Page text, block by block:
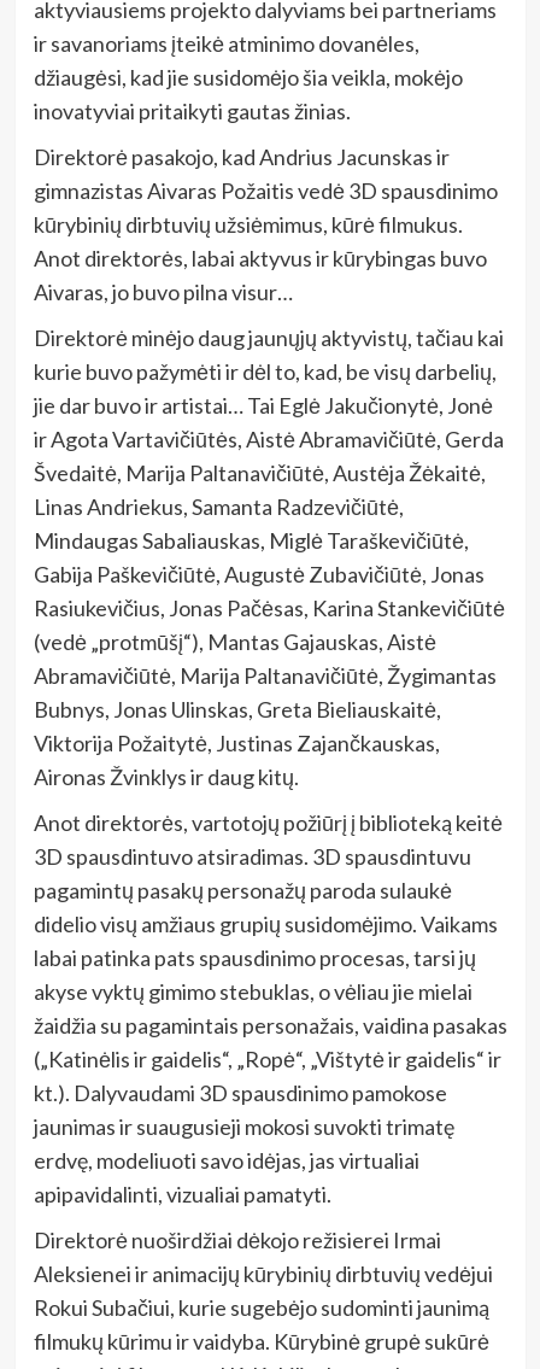
aktyviausiems projekto dalyviams bei partneriams
ir savanoriams įteikė atminimo dovanėles,
džiaugėsi, kad jie susidomėjo šia veikla, mokėjo
inovatyviai pritaikyti gautas žinias.
Direktorė pasakojo, kad Andrius Jacunskas ir
gimnazistas Aivaras Požaitis vedė 3D spausdinimo
kūrybinių dirbtuvių užsiėmimus, kūrė filmukus.
Anot direktorės, labai aktyvus ir kūrybingas buvo
Aivaras, jo buvo pilna visur…
Direktorė minėjo daug jaunųjų aktyvistų, tačiau kai
kurie buvo pažymėti ir dėl to, kad, be visų darbelių,
jie dar buvo ir artistai… Tai Eglė Jakučionytė, Jonė
ir Agota Vartavičiūtės, Aistė Abramavičiūtė, Gerda
Švedaitė, Marija Paltanavičiūtė, Austėja Žėkaitė,
Linas Andriekus, Samanta Radzevičiūtė,
Mindaugas Sabaliauskas, Miglė Taraškevičiūtė,
Gabija Paškevičiūtė, Augustė Zubavičiūtė, Jonas
Rasiukevičius, Jonas Pačėsas, Karina Stankevičiūtė
(vedė „protmūšį“), Mantas Gajauskas, Aistė
Abramavičiūtė, Marija Paltanavičiūtė, Žygimantas
Bubnys, Jonas Ulinskas, Greta Bieliauskaitė,
Viktorija Požaitytė, Justinas Zajančkauskas,
Aironas Žvinklys ir daug kitų.
Anot direktorės,vartotojų požiūrį į biblioteką keitė
3D spausdintuvo atsiradimas. 3D spausdintuvu
pagamintų pasakų personažų paroda sulaukė
didelio visų amžiaus grupių susidomėjimo. Vaikams
labai patinka pats spausdinimo procesas, tarsi jų
akyse vyktų gimimo stebuklas, o vėliau jie mielai
žaidžia su pagamintais personažais, vaidina pasakas
(„Katinėlis ir gaidelis“, „Ropė“, „Vištytė ir gaidelis“ ir
kt.). Dalyvaudami 3D spausdinimo pamokose
jaunimas ir suaugusieji mokosi suvokti trimatę
erdvę, modeliuoti savo idėjas, jas virtualiai
apipavidalinti, vizualiai pamatyti.
Direktorė nuoširdžiai dėkojo režisierei Irmai
Aleksienei ir animacijų kūrybinių dirbtuvių vedėjui
Rokui Subačiui, kurie sugebėjo sudominti jaunimą
filmukų kūrimu ir vaidyba. Kūrybinė grupė sukūrė